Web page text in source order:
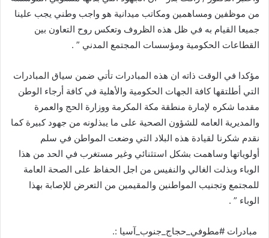
من موظفين ومساهمين ومكاتب ميدانية هو واجب وطني يجب علينا
جميعا القيام به في ظل هذه الظروف وتعكس روح التعاون بين
القطاعات الحكومية ومؤسسات المجتمع المدني ” .
مؤكدا في الوقت ذاته ان هذه المبادرات تأتي ضمن سياق المبادرات
التي أطلتقها كافة الجهات الحكومية والأهلية في كافة أرجاء الوطن
مقدما شكره لإمارة منطقة مكة المكرمة ووزارة الحج والعمرة
والمديرية العامه للشؤون الصحية على ما يبذلونه من جهود كبيرة كما
نقدم شكرنا لقيادة هذه البلاد التي وضعت المواطن في سلم
أولوياتها وساهمت بشكل استثنائي وغير مستغرب في الحد من هذا
الوباء وبذلت الغالي والنفيس من اجل الحفاظ على الصحة العامة
للمجتمع وتجنيب المواطنين والمقيمين من التعرض للإصابة بهذا
الوباء ” .
‏ مبادرات ⁧‫#مطوفي_حجاج_جنوب_آسيا‬⁩ :.